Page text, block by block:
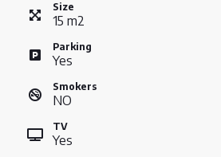
Size
15 m2
Parking
Yes
Smokers
NO
TV
Yes